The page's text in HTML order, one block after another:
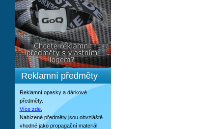
Reklamní předměty
Reklamní opasky a dárkové
předměty.
Více zde.
Nabízené předměty jsou obvzláště
vhodné jako propagační materiál